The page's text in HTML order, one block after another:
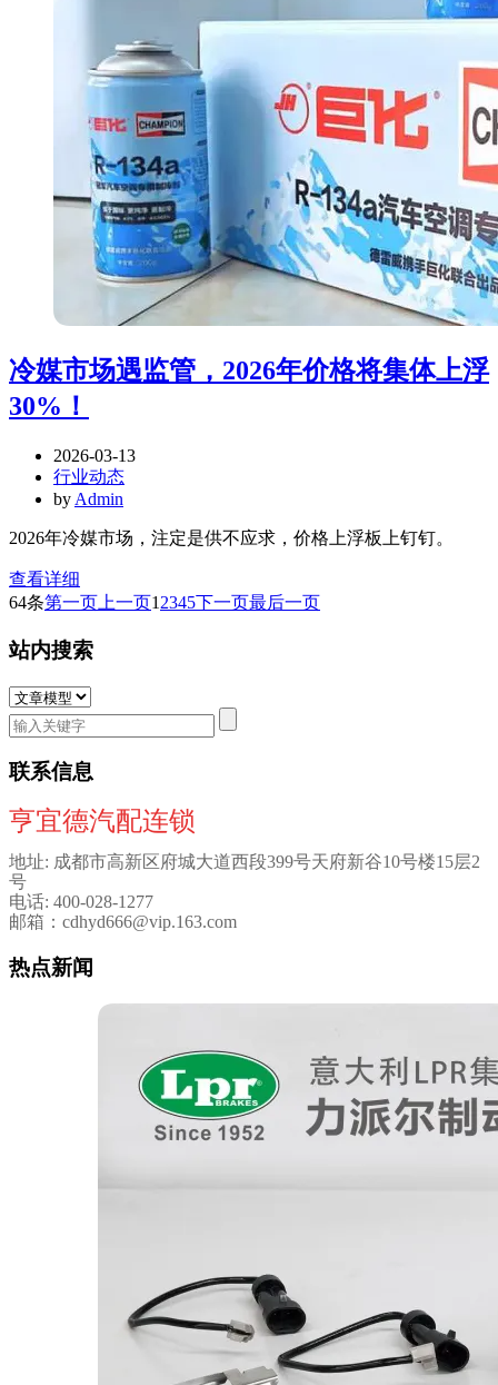
冷媒市场遇监管，2026年价格将集体上浮
30%！
2026-03-13
行业动态
by Admin
2026年冷媒市场，注定是供不应求，价格上浮板上钉钉。
查看详细
64条第一页 上一页1 2345下一页最后一页
站内搜索
联系信息
亨宜德汽配连锁
地址: 成都市高新区府城大道西段399号天府新谷10号楼15层2
号
电话: 400-028-1277
邮箱：cdhyd666@vip.163.com
热点新闻